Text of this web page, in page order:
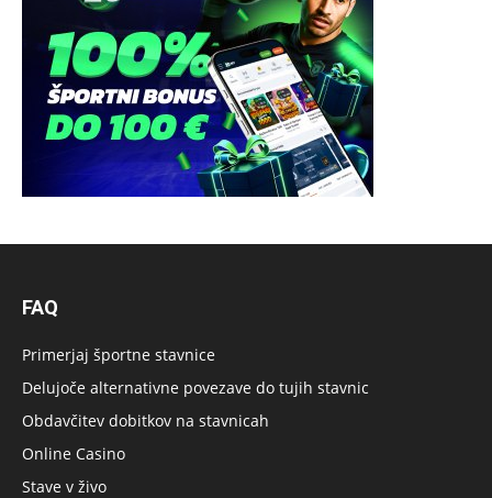
FAQ
Primerjaj športne stavnice
Delujoče alternativne povezave do tujih stavnic
Obdavčitev dobitkov na stavnicah
Online Casino
Stave v živo